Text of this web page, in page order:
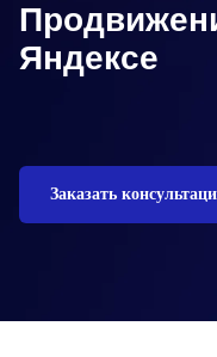
Продвижение сайта в
Яндексе
Заказать